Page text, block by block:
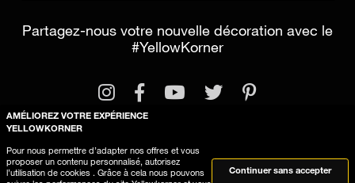
Partagez-nous votre nouvelle décoration avec le
#YellowKorner
Mentions légalesConditions générales d'utilisation
AMÉLIOREZ VOTRE EXPÉRIENCE
YELLOWKORNER
Pour nous permettre d’adapter nos offres et vous
proposer un contenu personnalisé, autorisez
l’utilisation de cookies . Grâce à cela nous pouvons
Continuer sans accepter